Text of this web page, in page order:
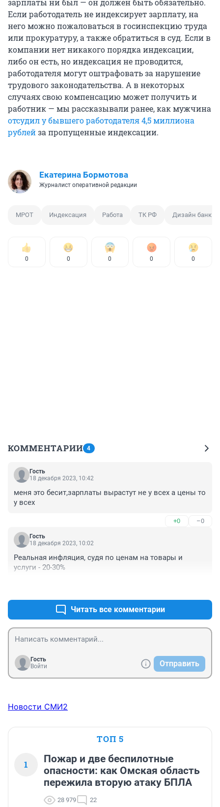
зарплаты ни был — он должен быть обязательно.
Если работодатель не индексирует зарплату, на
него можно пожаловаться в госинспекцию труда
или прокуратуру, а также обратиться в суд. Если в
компании нет никакого порядка индексации,
либо он есть, но индексация не проводится,
работодателя могут оштрафовать за нарушение
трудового законодательства. А в некоторых
случаях свою компенсацию может получить и
работник — мы рассказывали ранее, как мужчина
отсудил у бывшего работодателя 4,5 миллиона
рублейза пропущенные индексации.
Екатерина Бормотова
Журналист оперативной редакции
МРОТ Индексация Работа ТК РФ Дизайн
0 0 0 0 0
КОММЕНТАРИИ 4
Гость
18 декабря 2023, 10:42
меня это бесит,зарплаты вырастут не у всех а цены то
у всех
+0 –0
Гость
18 декабря 2023, 10:02
Реальная инфляция, судя по ценам на товары и
услуги - 20-30%
Читать все комментарии
Гость
Войти
Отправить
Новости СМИ2
ТОП 5
1
Пожар и две беспилотные
опасности: как Омская область
пережила вторую атаку БПЛА
28 979 22